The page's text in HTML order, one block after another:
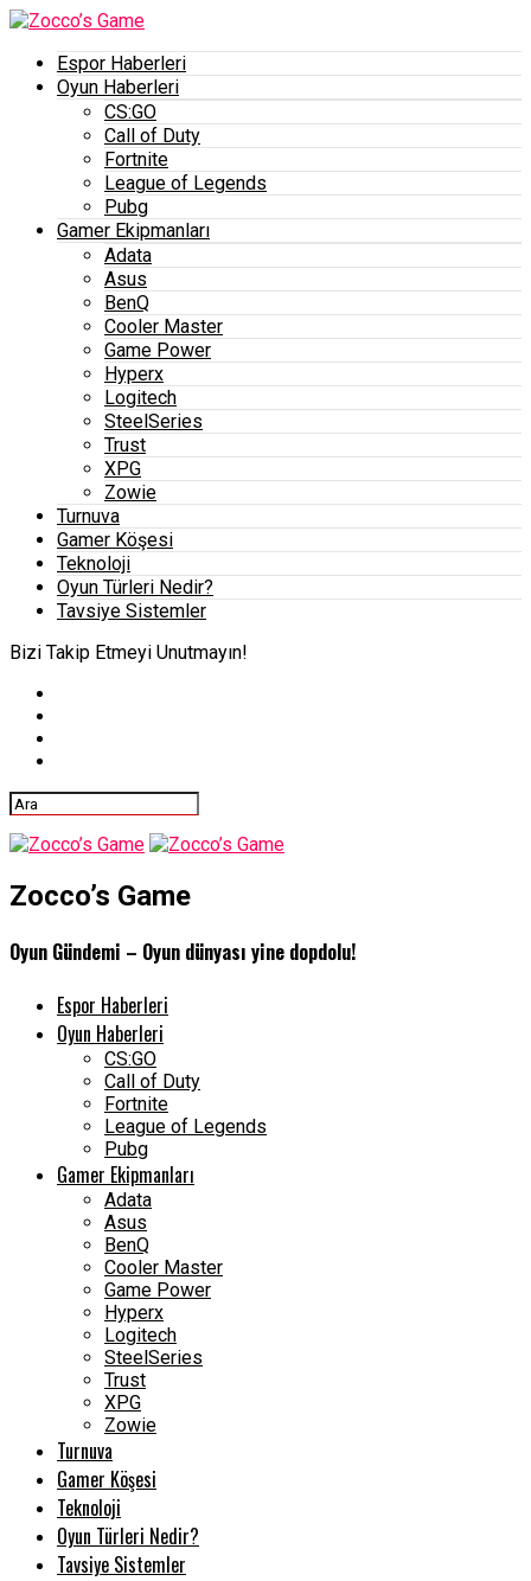
Espor Haberleri
Oyun Haberleri
CS:GO
Call of Duty
Fortnite
League of Legends
Pubg
Gamer Ekipmanları
Adata
Asus
BenQ
Cooler Master
Game Power
Hyperx
Logitech
SteelSeries
Trust
XPG
Zowie
Turnuva
Gamer Köşesi
Teknoloji
Oyun Türleri Nedir?
Tavsiye Sistemler
Bizi Takip Etmeyi Unutmayın!
Zocco’s Game
Oyun Gündemi – Oyun dünyası yine dopdolu!
Espor Haberleri
Oyun Haberleri
CS:GO
Call of Duty
Fortnite
League of Legends
Pubg
Gamer Ekipmanları
Adata
Asus
BenQ
Cooler Master
Game Power
Hyperx
Logitech
SteelSeries
Trust
XPG
Zowie
Turnuva
Gamer Köşesi
Teknoloji
Oyun Türleri Nedir?
Tavsiye Sistemler